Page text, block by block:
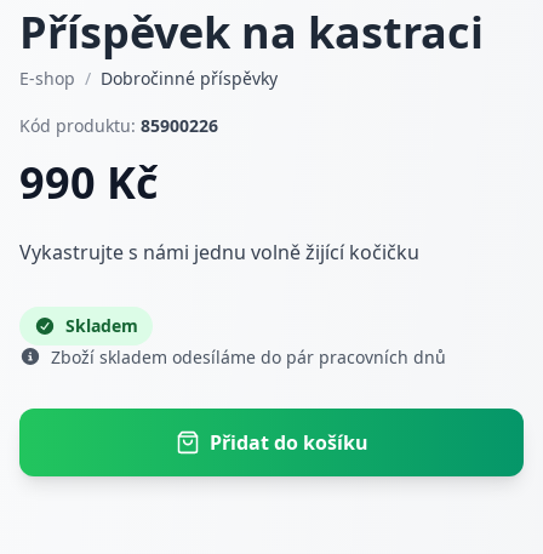
Příspěvek na kastraci
E-shop / Dobročinné příspěvky
Kód produktu: 85900226
990 Kč
Vykastrujte s námi jednu volně žijící kočičku
Skladem
Zboží skladem odesíláme do pár pracovních dnů
Přidat do košíku